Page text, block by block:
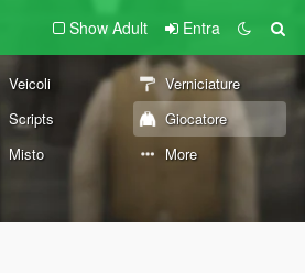
Show Adult Entra
Veicoli
Verniciature
Scripts
Giocatore
Misto More